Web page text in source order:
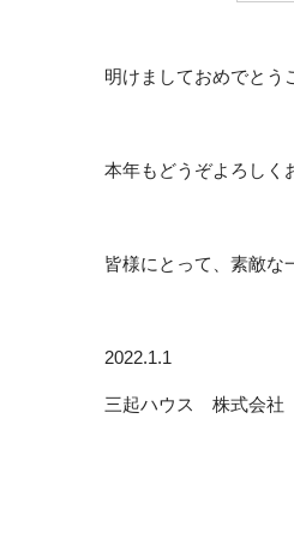
明けましておめでとう
本年もどうぞよろしく
皆様にとって、素敵な
2022.1.1
三起ハウス 株式会社